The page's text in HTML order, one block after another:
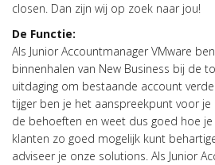
closen. Dan zijn wij op zoek naar jou!
De Functie:
Als Junior Accountmanager VMware
binnenhalen van New Business bij de
uitdaging om bestaande account
tijger ben je het aanspreekpunt voor je
de behoeften en weet dus goed hoe
klanten zo goed mogelijk kunt
adviseer je onze solutions. Als Junior